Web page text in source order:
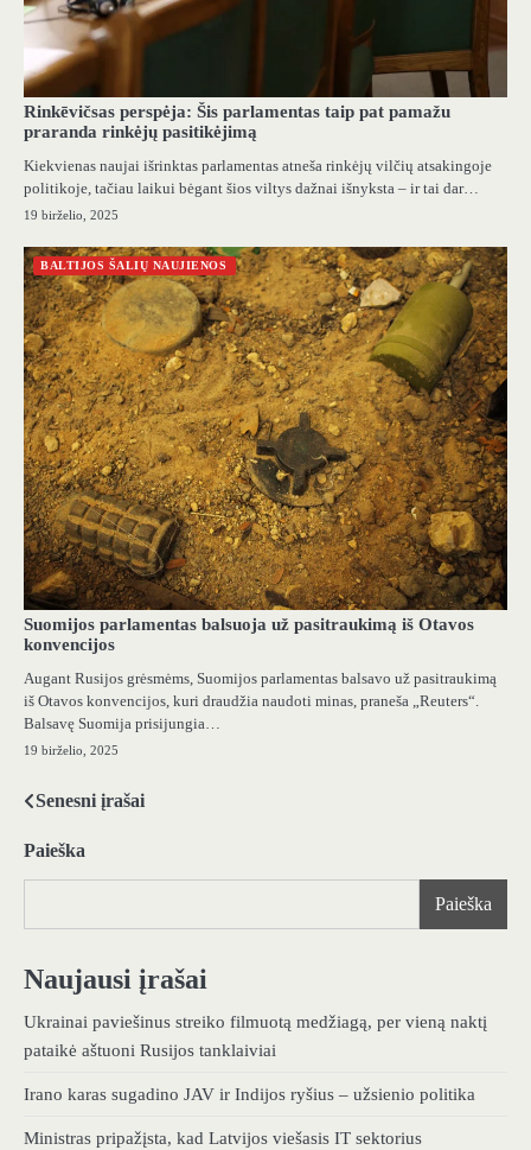
Rinkēvičsas perspėja: Šis parlamentas taip pat pamažu
praranda rinkėjų pasitikėjimą
Kiekvienas naujai išrinktas parlamentas atneša rinkėjų vilčių atsakingoje
politikoje, tačiau laikui bėgant šios viltys dažnai išnyksta – ir tai dar…
19 birželio, 2025
BALTIJOS ŠALIŲ NAUJIENOS
Suomijos parlamentas balsuoja už pasitraukimą iš Otavos
konvencijos
Augant Rusijos grėsmėms, Suomijos parlamentas balsavo už pasitraukimą
iš Otavos konvencijos, kuri draudžia naudoti minas, praneša „Reuters“.
Balsavę Suomija prisijungia…
19 birželio, 2025
Navigacija
tarp
Senesni įrašai
Paieška
Paieška
Naujausi įrašai
Ukrainai paviešinus streiko filmuotą medžiagą, per vieną naktį
pataikė aštuoni Rusijos tanklaiviai
Irano karas sugadino JAV ir Indijos ryšius – užsienio politika
Ministras pripažįsta, kad Latvijos viešasis IT sektorius